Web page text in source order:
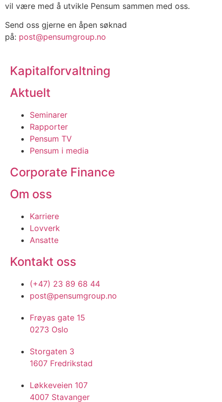
vil være med å utvikle Pensum sammen med oss.
Send oss gjerne en åpen søknad
på: post@pensumgroup.no
Kapitalforvaltning
Aktuelt
Seminarer
Rapporter
Pensum TV
Pensum i media
Corporate Finance
Om oss
Karriere
Lovverk
Ansatte
Kontakt oss
(+47) 23 89 68 44
post@pensumgroup.no
Frøyas gate 15
0273 Oslo
Storgaten 3
1607 Fredrikstad
Løkkeveien 107
4007 Stavanger